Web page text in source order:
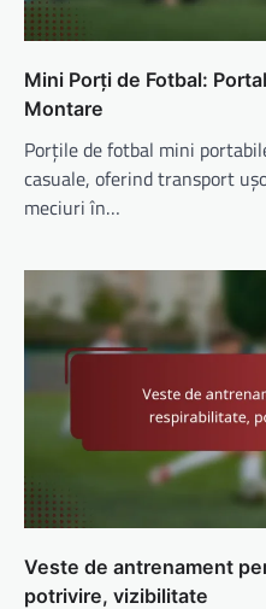
Mini Porți de Fotbal:
Montare
Porțile de fotbal mini
casuale, oferind transport
meciuri în…
Veste de antrenament
potrivire, vizibilitate